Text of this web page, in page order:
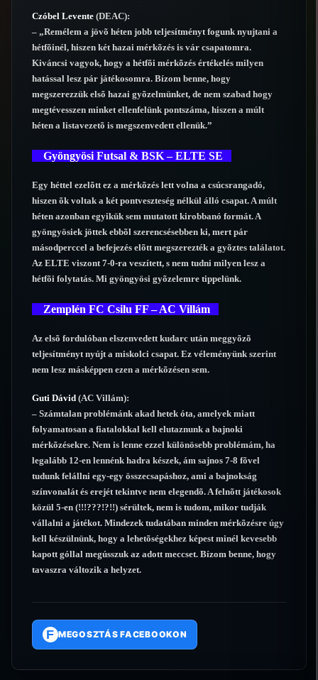
Czóbel Levente (DEAC):
– „Remélem a jövõ héten jobb teljesítményt fogunk nyujtani a
hétfõinél, hiszen két hazai mérkõzés is vár csapatomra.
Kiváncsi vagyok, hogy a hétfõi mérkõzés értékelés milyen
hatással lesz pár játékosomra. Bízom benne, hogy
megszerezzük elsõ hazai gyõzelmünket, de nem szabad hogy
megtévesszen minket ellenfelünk pontszáma, hiszen a múlt
héten a listavezetõ is megszenvedett ellenük.”
Gyöngyösi Futsal & BSK – ELTE SE
Egy héttel ezelõtt ez a mérkõzés lett volna a csúcsrangadó,
hiszen õk voltak a két pontveszteség nélkül álló csapat. A múlt
héten azonban egyikük sem mutatott kirobbanó formát. A
gyöngyösiek jöttek ebbõl szerencsésebben ki, mert pár
másodperccel a befejezés elõtt megszerezték a gyõztes találatot.
Az ELTE viszont 7-0-ra veszített, s nem tudni milyen lesz a
hétfõi folytatás. Mi gyöngyösi gyõzelemre tippelünk.
Zemplén FC Csilu FF – AC Villám
Az elsõ fordulóban elszenvedett kudarc után meggyõzõ
teljesítményt nyújt a miskolci csapat. Ez véleményünk szerint
nem lesz másképpen ezen a mérkõzésen sem.
Guti Dávid (AC Villám):
– Számtalan problémánk akad hetek óta, amelyek miatt
folyamatosan a fiatalokkal kell elutaznunk a bajnoki
mérkõzésekre. Nem is lenne ezzel különösebb problémám, ha
legalább 12-en lennénk hadra készek, ám sajnos 7-8 fõvel
tudunk felállni egy-egy összecsapáshoz, ami a bajnokság
színvonalát és erejét tekintve nem elegendõ. A felnõtt játékosok
közül 5-en (!!!???!?!!) sérültek, nem is tudom, mikor tudják
vállalni a játékot. Mindezek tudatában minden mérkõzésre úgy
kell készülnünk, hogy a lehetõségekhez képest minél kevesebb
kapott góllal megússzuk az adott meccset. Bízom benne, hogy
tavaszra változik a helyzet.
F MEGOSZTÁS FACEBOOKON